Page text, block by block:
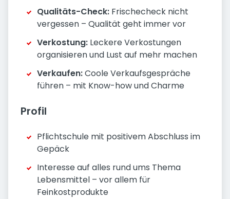
Qualitäts-Check: Frischecheck nicht
vergessen – Qualität geht immer vor
Verkostung: Leckere Verkostungen
organisieren und Lust auf mehr machen
Verkaufen:Coole Verkaufsgespräche
führen – mit Know-how und Charme
Profil
Pflichtschule mit positivem Abschluss im
Gepäck
Interesse auf alles rund ums Thema
Lebensmittel – vor allem für
Feinkostprodukte